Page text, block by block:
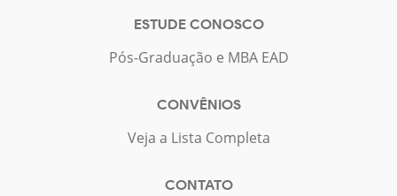
ESTUDE CONOSCO
Pós-Graduação e MBA EAD
CONVÊNIOS
Veja a Lista Completa
CONTATO